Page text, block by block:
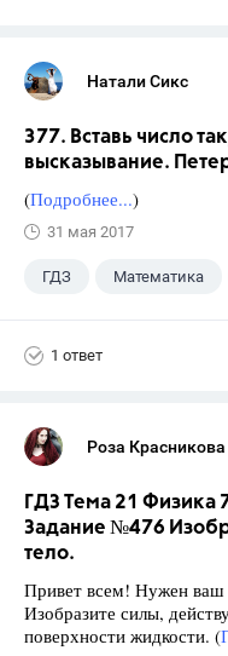
Натали Сикс
377. Вставь число
высказывание.
(Подробнее...)
31 мая 2017
ГДЗ Математика
1 ответ
Роза Красникова
ГДЗ Тема 21
Задание №476
тело.
Привет всем! Нужен ваш
Изобразите силы,
поверхности жидкости. (